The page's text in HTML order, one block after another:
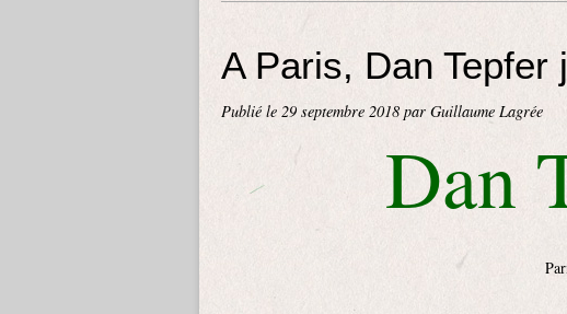
A Paris, Dan Tepfer
Publié le 29 septembre 2018 par Guillaume Lagrée
Dan